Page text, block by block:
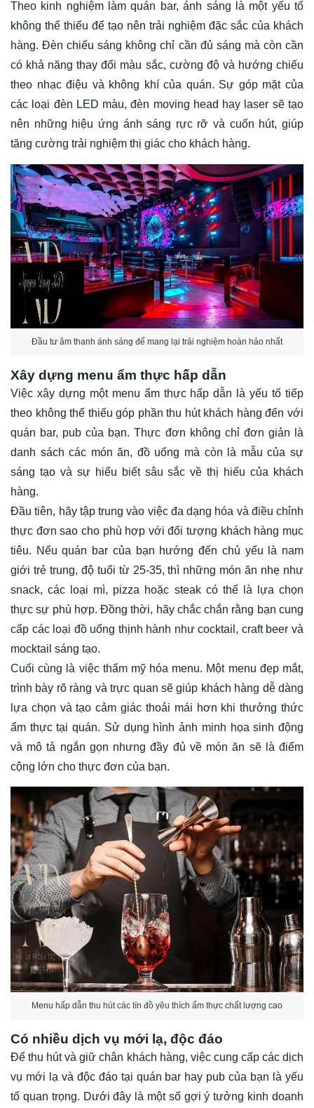
Theo kinh nghiệm làm quán bar, ánh sáng là một yếu tố
không thể thiếu để tạo nên trải nghiệm đặc sắc của khách
hàng. Đèn chiếu sáng không chỉ cần đủ sáng mà còn cần
có khả năng thay đổi màu sắc, cường độ và hướng chiếu
theo nhạc điệu và không khí của quán. Sự góp mặt của
các loại đèn LED màu, đèn moving head hay laser sẽ tạo
nên những hiệu ứng ánh sáng rực rỡ và cuốn hút, giúp
tăng cường trải nghiệm thị giác cho khách hàng.
Đầu tư âm thanh ánh sáng để mang lại trải nghiệm hoàn hảo nhất
Xây dựng menu ẩm thực hấp dẫn
Việc xây dựng một menu ẩm thực hấp dẫn là yếu tố tiếp
theo không thể thiếu góp phần thu hút khách hàng đến với
quán bar, pub của bạn. Thực đơn không chỉ đơn giản là
danh sách các món ăn, đồ uống mà còn là mẫu của sự
sáng tạo và sự hiểu biết sâu sắc về thị hiếu của khách
hàng.
Đầu tiên, hãy tập trung vào việc đa dạng hóa và điều chỉnh
thực đơn sao cho phù hợp với đối tượng khách hàng mục
tiêu. Nếu quán bar của bạn hướng đến chủ yếu là nam
giới trẻ trung, độ tuổi từ 25-35, thì những món ăn nhẹ như
snack, các loại mì, pizza hoặc steak có thể là lựa chọn
thực sự phù hợp. Đồng thời, hãy chắc chắn rằng bạn cung
cấp các loại đồ uống thịnh hành như cocktail, craft beer và
mocktail sáng tạo.
Cuối cùng là việc thẩm mỹ hóa menu. Một menu đẹp mắt,
trình bày rõ ràng và trực quan sẽ giúp khách hàng dễ dàng
lựa chọn và tạo cảm giác thoải mái hơn khi thưởng thức
ẩm thực tại quán. Sử dụng hình ảnh minh họa sinh động
và mô tả ngắn gọn nhưng đầy đủ về món ăn sẽ là điểm
cộng lớn cho thực đơn của bạn.
Menu hấp dẫn thu hút các tín đồ yêu thích ẩm thực chất lượng cao
Có nhiều dịch vụ mới lạ, độc đáo
Để thu hút và giữ chân khách hàng, việc cung cấp các dịch
vụ mới lạ và độc đáo tại quán bar hay pub của bạn là yếu
tố quan trọng. Dưới đây là một số gợi ý tưởng kinh doanh